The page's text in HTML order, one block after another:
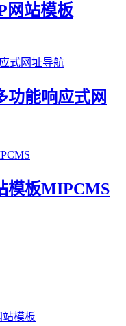
网站模板
功能响应式网
模板MIPCMS